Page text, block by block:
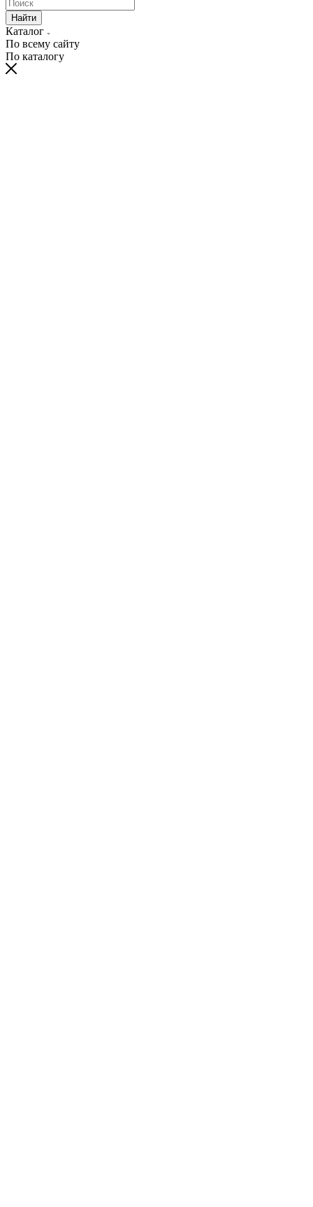
Найти
Каталог
По всему сайту
По каталогу